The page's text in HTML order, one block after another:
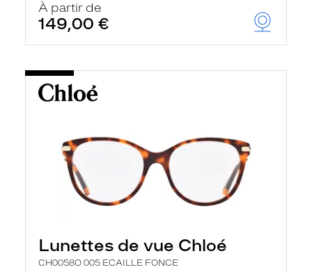
À partir de
149,00 €
Lunettes de vue Chloé
CH0058O 005 ECAILLE FONCE